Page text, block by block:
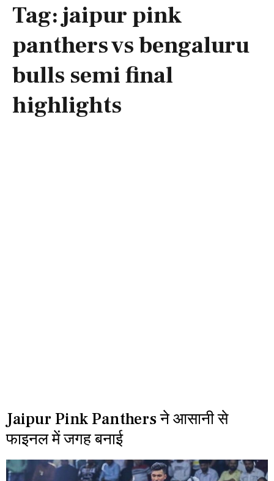
Tag:jaipur pink
panthers vs bengaluru
bulls semi final
highlights
Jaipur Pink Panthers ने आसानी से
फाइनल में जगह बनाई